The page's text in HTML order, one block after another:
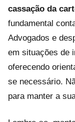
cassação da
fundamental
Advogados e
em situações de
oferecendo
se necessário.
para manter a